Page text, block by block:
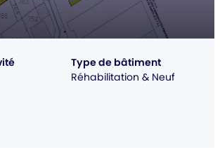
Type de bâtiment
Réhabilitation & Neuf